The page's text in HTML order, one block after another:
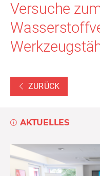
Versuche
ZURÜCK
AKTUELLES